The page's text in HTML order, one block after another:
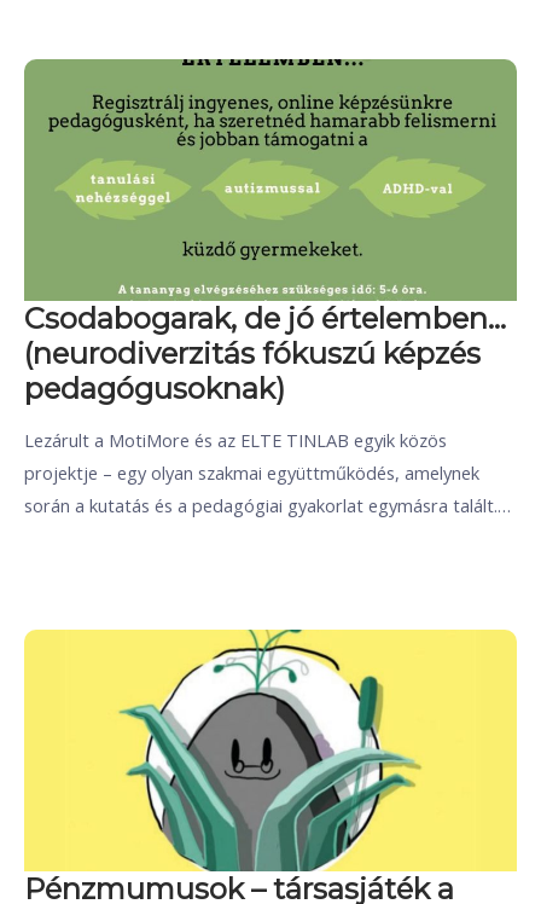
Csodabogarak, de jó értelemben…
(neurodiverzitás fókuszú képzés
pedagógusoknak)
Lezárult a MotiMore és az ELTE TINLAB egyik közös
projektje – egy olyan szakmai együttműködés, amelynek
során a kutatás és a pedagógiai gyakorlat egymásra talált.…
Pénzmumusok – társasjáték a